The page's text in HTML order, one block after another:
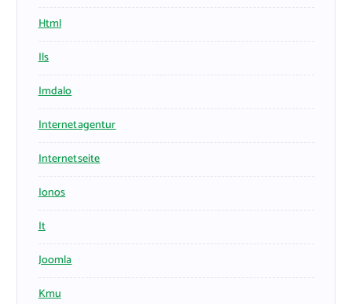
Html
Ils
Imdalo
Internetagentur
Internetseite
Ionos
It
Joomla
Kmu